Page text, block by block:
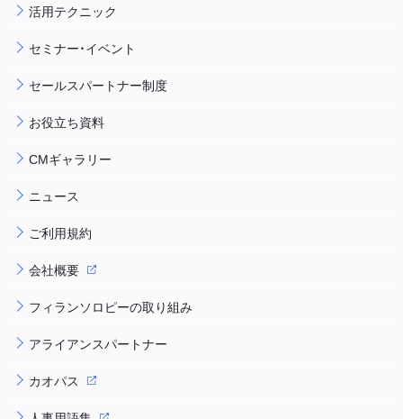
活用テクニック
セミナー・イベント
セールスパートナー制度
お役立ち資料
CMギャラリー
ニュース
ご利用規約
会社概要
フィランソロピーの取り組み
アライアンスパートナー
カオパス